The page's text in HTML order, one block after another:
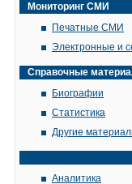
Мониторинг СМИ
Печатные СМИ
Электронные и
Справочные
Биографии
Статистика
Другие
Аналитика